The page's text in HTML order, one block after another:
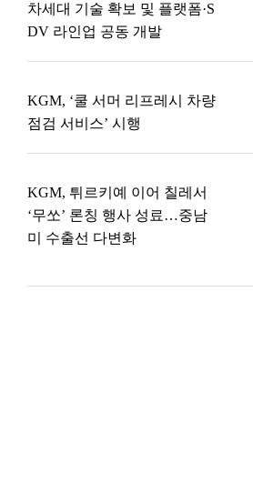
차세대 기술 확보 및 플랫폼·S
DV 라인업 공동 개발
KGM, ‘쿨 서머 리프레시 차량
점검 서비스’ 시행
KGM, 튀르키예 이어 칠레서
‘무쏘’ 론칭 행사 성료…중남
미 수출선 다변화